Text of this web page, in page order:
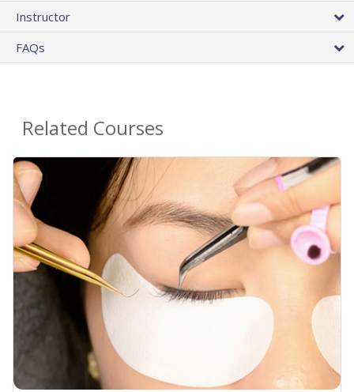
Instructor
FAQs
Related Courses